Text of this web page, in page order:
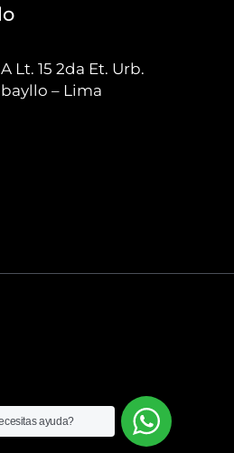
Lt. 15 2da Et. Urb.
– Lima
ayuda?